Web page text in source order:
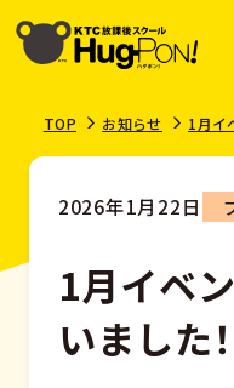
TOP お知らせ
2026年1月22日
1月イベ
いました！